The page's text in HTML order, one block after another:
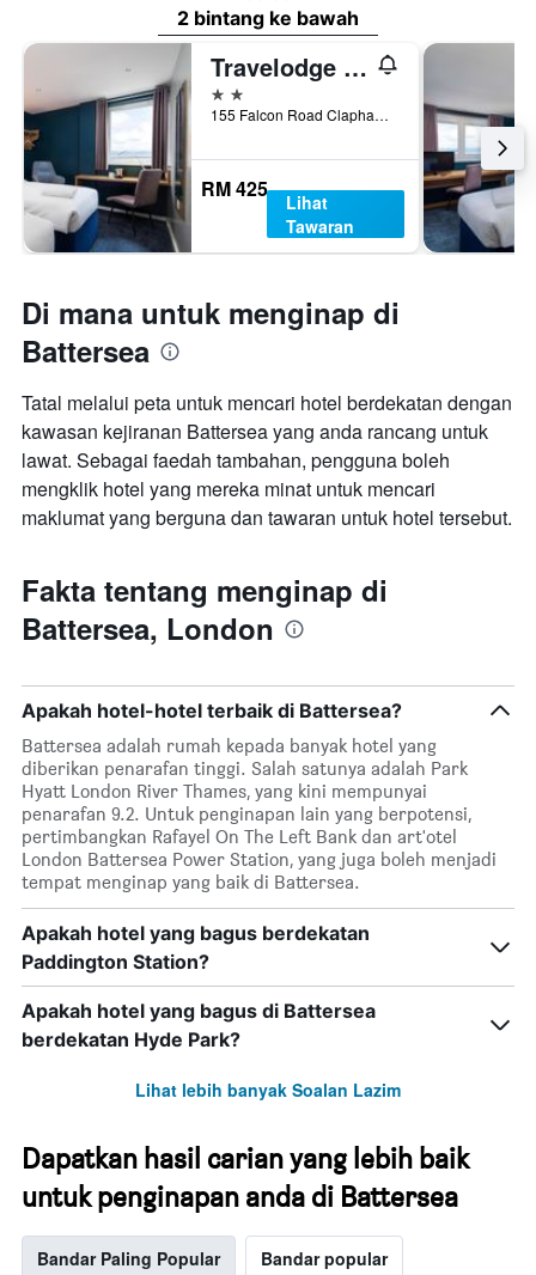
2 bintang ke bawah
Travelodge London Clapham Junction
2 bintang
155 Falcon Road Clapham, London, United Kingdom
RM 425
Lihat
Tawaran
Di mana untuk menginap di
Battersea
Tatal melalui peta untuk mencari hotel berdekatan dengan
kawasan kejiranan Battersea yang anda rancang untuk
lawat. Sebagai faedah tambahan, pengguna boleh
mengklik hotel yang mereka minat untuk mencari
maklumat yang berguna dan tawaran untuk hotel tersebut.
Fakta tentang menginap di
Battersea, London
Apakah hotel-hotel terbaik di Battersea?
Battersea adalah rumah kepada banyak hotel yang
diberikan penarafan tinggi. Salah satunya adalah Park
Hyatt London River Thames, yang kini mempunyai
penarafan 9.2. Untuk penginapan lain yang berpotensi,
pertimbangkan Rafayel On The Left Bank dan art'otel
London Battersea Power Station, yang juga boleh menjadi
tempat menginap yang baik di Battersea.
Apakah hotel yang bagus berdekatan
Paddington Station?
Apakah hotel yang bagus di Battersea
berdekatan Hyde Park?
Lihat lebih banyak Soalan Lazim
Dapatkan hasil carian yang lebih baik
untuk penginapan anda di Battersea
Bandar Paling Popular Bandar popular